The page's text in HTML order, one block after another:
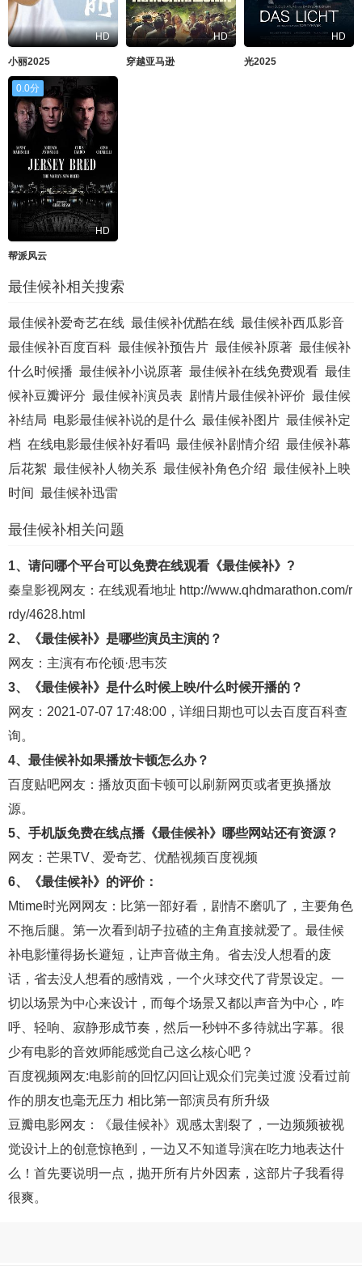
HD
小丽2025
HD
穿越亚马逊
HD
光2025
0.0分
HD
帮派风云
最佳候补相关搜索
最佳候补爱奇艺在线 最佳候补优酷在线 最佳候补西瓜影音
最佳候补百度百科 最佳候补预告片 最佳候补原著 最佳候补
什么时候播 最佳候补小说原著 最佳候补在线免费观看 最佳
候补豆瓣评分 最佳候补演员表 剧情片最佳候补评价 最佳候
补结局 电影最佳候补说的是什么 最佳候补图片 最佳候补定
档 在线电影最佳候补好看吗 最佳候补剧情介绍 最佳候补幕
后花絮 最佳候补人物关系 最佳候补角色介绍 最佳候补上映
时间 最佳候补迅雷
最佳候补相关问题
1、请问哪个平台可以免费在线观看《最佳候补》?
秦皇影视网友：在线观看地址 http://www.qhdmarathon.com/r
rdy/4628.html
2、《最佳候补》是哪些演员主演的？
网友：主演有布伦顿·思韦茨
3、《最佳候补》是什么时候上映/什么时候开播的？
网友：2021-07-07 17:48:00，详细日期也可以去百度百科查
询。
4、最佳候补如果播放卡顿怎么办？
百度贴吧网友：播放页面卡顿可以刷新网页或者更换播放
源。
5、手机版免费在线点播《最佳候补》哪些网站还有资源？
网友： 芒果TV 爱奇艺 优酷视频百度视频
6、《最佳候补》的评价：
Mtime时光网 网友：比第一部好看，剧情不磨叽了，主要角色
不拖后腿。第一次看到胡子拉碴的主角直接就爱了。最佳候
补电影懂得扬长避短，让声音做主角。省去没人想看的废
话，省去没人想看的感情戏，一个火球交代了背景设定。一
切以场景为中心来设计，而每个场景又都以声音为中心，咋
呼、轻响、寂静形成节奏，然后一秒钟不多待就出字幕。很
少有电影的音效师能感觉自己这么核心吧？
百度视频网友:电影前的回忆闪回让观众们完美过渡 没看过前
作的朋友也毫无压力 相比第一部演员有所升级
豆瓣电影网友：《最佳候补》观感太割裂了，一边频频被视
觉设计上的创意惊艳到，一边又不知道导演在吃力地表达什
么！首先要说明一点，抛开所有片外因素，这部片子我看得
很爽。